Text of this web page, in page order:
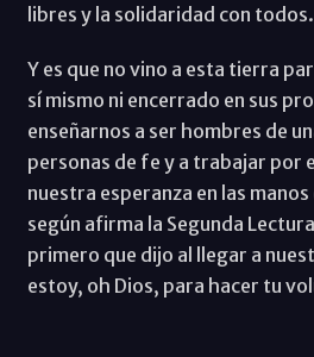
libres y la solidaridad con todos.
Y es que no vino a esta tierra
sí mismo ni encerrado en sus
enseñarnos a ser hombres de
personas de fe y a trabajar por
nuestra esperanza en las
según afirma la Segunda
primero que dijo al llegar a
estoy, oh Dios, para hacer tu